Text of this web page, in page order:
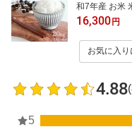
和7年産 お米
媛県 こしひか
のまるひ マ
16,300円
お気に入り
4.88
5